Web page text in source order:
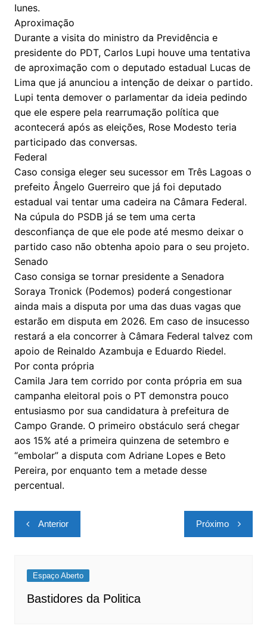
Iunes.
Aproximação
Durante a visita do ministro da Previdência e
presidente do PDT, Carlos Lupi houve uma tentativa
de aproximação com o deputado estadual Lucas de
Lima que já anunciou a intenção de deixar o partido.
Lupi tenta demover o parlamentar da ideia pedindo
que ele espere pela rearrumação política que
acontecerá após as eleições, Rose Modesto teria
participado das conversas.
Federal
Caso consiga eleger seu sucessor em Três Lagoas o
prefeito Ângelo Guerreiro que já foi deputado
estadual vai tentar uma cadeira na Câmara Federal.
Na cúpula do PSDB já se tem uma certa
desconfiança de que ele pode até mesmo deixar o
partido caso não obtenha apoio para o seu projeto.
Senado
Caso consiga se tornar presidente a Senadora
Soraya Tronick (Podemos) poderá congestionar
ainda mais a disputa por uma das duas vagas que
estarão em disputa em 2026. Em caso de insucesso
restará a ela concorrer à Câmara Federal talvez com
apoio de Reinaldo Azambuja e Eduardo Riedel.
Por conta própria
Camila Jara tem corrido por conta própria em sua
campanha eleitoral pois o PT demonstra pouco
entusiasmo por sua candidatura à prefeitura de
Campo Grande. O primeiro obstáculo será chegar
aos 15% até a primeira quinzena de setembro e
“embolar” a disputa com Adriane Lopes e Beto
Pereira, por enquanto tem a metade desse
percentual.
Navegação
de
Anterior Próximo
Espaço Aberto
Bastidores da Politica